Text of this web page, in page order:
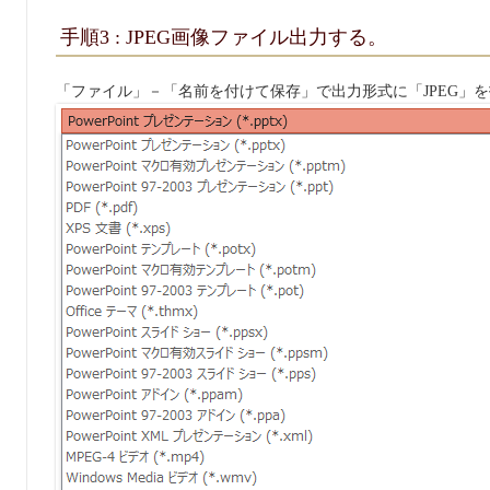
手順3 : JPEG画像ファイル出力する。
「ファイル」－「名前を付けて保存」で出力形式に「JPEG」を